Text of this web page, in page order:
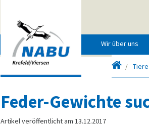
Wir über uns
Feder-Gewichte
Artikel veröffentlicht am 13.12.2017